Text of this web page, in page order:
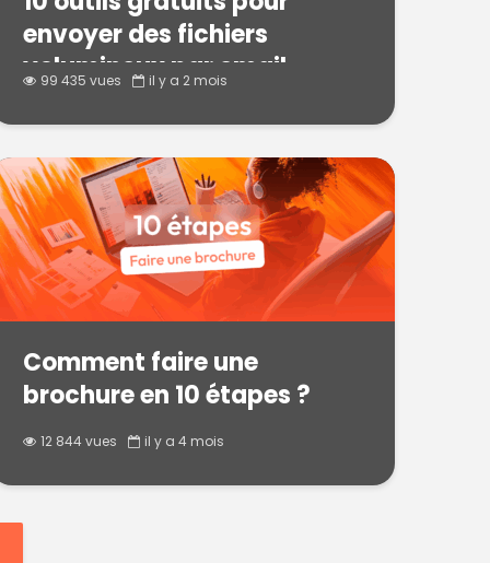
envoyer des fichiers
volumineux par email
99 435 vues il y a 2 mois
Comment faire une
brochure en 10 étapes ?
12 844 vues il y a 4 mois